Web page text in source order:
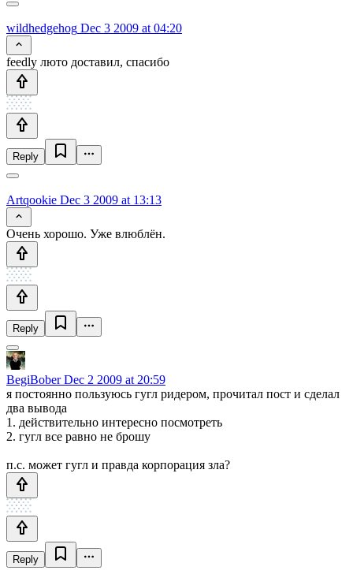
wildhedgehog Dec 3 2009 at 04:20
feedly люто доставил, спасибо
Reply
Artqookie Dec 3 2009 at 13:13
Очень хорошо. Уже влюблён.
Reply
BegiBoberDec 2 2009 at 20:59
я постоянно пользуюсь гугл ридером, прочитал пост и сделал
два вывода
1. действительно интересно посмотреть
2. гугл все равно не брошу
п.с. может гугл и правда корпорация зла?
Reply